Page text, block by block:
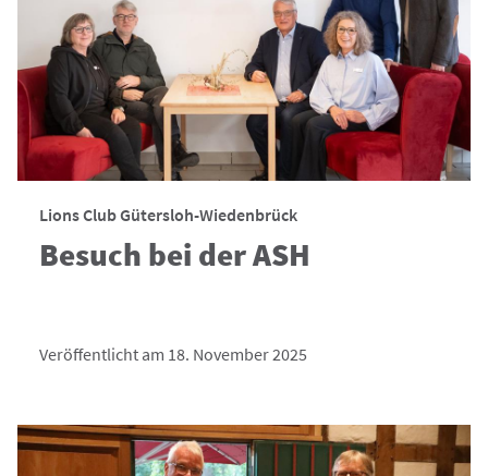
Lions Club Gütersloh-Wiedenbrück
Besuch bei der ASH
Veröffentlicht am 18. November 2025